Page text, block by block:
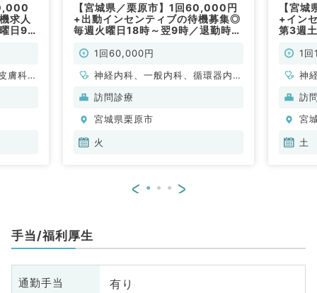
求人
日9時
膚科、
【宮城県／栗原市】1回60,000円
+出動インセンティブの待機募集◎
毎週火曜日18時～翌9時／退勤時間
1回60,000円
神経内科、一般内科、循環器内
科、呼吸器内科、消化器内科、内
内科、血液内科、膠原病科
訪問診療
宮城県栗原市
火
【宮
+イン
第3週
（内科
1
神
環
訪
宮
土
< >
手当/福利厚生
通勤手当 有り